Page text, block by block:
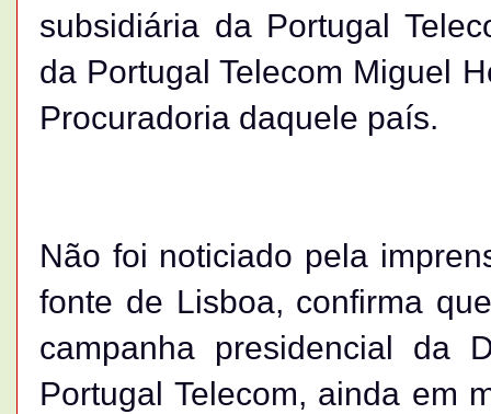
subsidiária da Portugal
da Portugal Telecom Miguel
Procuradoria daquele país.
Não foi noticiado pela
fonte de Lisboa, confirma
campanha presidencial da
Portugal Telecom, ainda em